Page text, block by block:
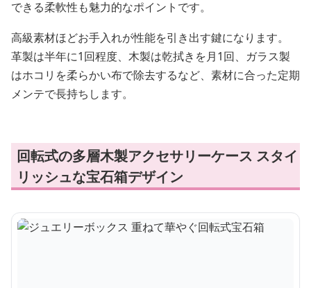
できる柔軟性も魅力的なポイントです。
高級素材ほどお手入れが性能を引き出す鍵になります。
革製は半年に1回程度、木製は乾拭きを月1回、ガラス製
はホコリを柔らかい布で除去するなど、素材に合った定期
メンテで長持ちします。
回転式の多層木製アクセサリーケース スタイ
リッシュな宝石箱デザイン